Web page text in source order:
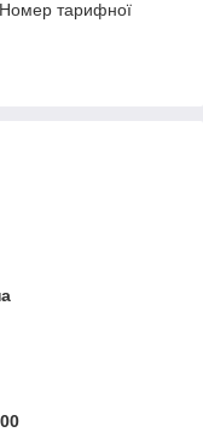
тарифної